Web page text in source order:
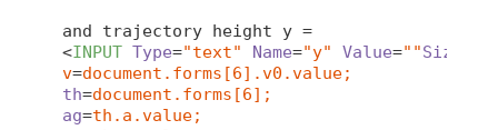
<INPUT Type="text" Name="y" Value=""Size
v=document.forms[6].v0.value;
th=document.forms[6];
ag=th.a.value;